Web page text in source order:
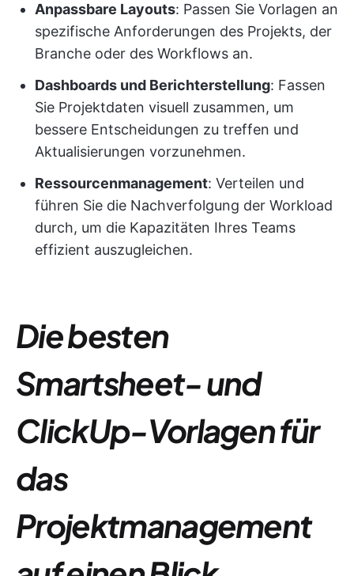
Anpassbare Layouts: Passen Sie Vorlagen an
spezifische Anforderungen des Projekts, der
Branche oder des Workflows an.
Dashboards und Berichterstellung: Fassen
Sie Projektdaten visuell zusammen, um
bessere Entscheidungen zu treffen und
Aktualisierungen vorzunehmen.
Ressourcenmanagement: Verteilen und
führen Sie die Nachverfolgung der Workload
durch, um die Kapazitäten Ihres Teams
effizient auszugleichen.
Die besten
Smartsheet- und
ClickUp-Vorlagen für
das
Projektmanagement